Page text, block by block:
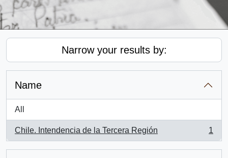
Narrow your results by:
Name
All
Chile. Intendencia de la Tercera Región
, 1 results
1